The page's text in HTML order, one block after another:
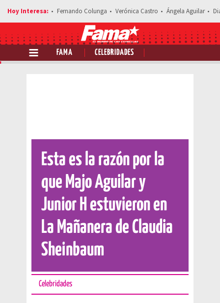
Fernando Colunga Verónica Castro Ángela Aguilar
FAMA CELEBRIDADES
Comparte esta noticia
Esta es la razón por la
que Majo Aguilar y
Junior H estuvieron en
La Mañanera de Claudia
Sheinbaum
Celebridades